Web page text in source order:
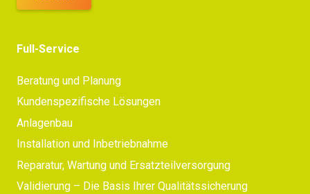
Full-Service
Beratung und Planung
Kundenspezifische Lösungen
Anlagenbau
Installation und Inbetriebnahme
Reparatur, Wartung und Ersatzteilversorgung
Validierung – Die Basis Ihrer Qualitätssicherung